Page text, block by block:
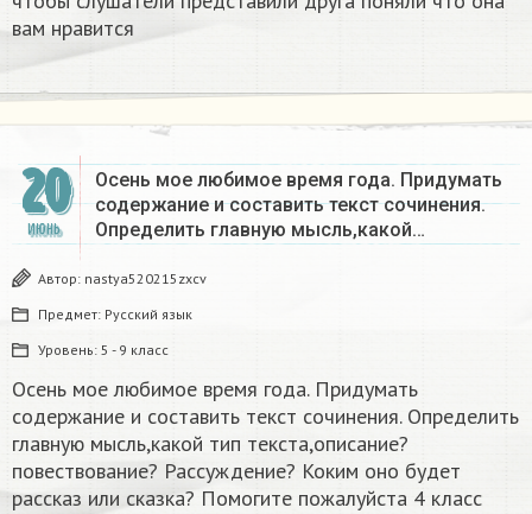
вам нравится
20
ИЮНЬ
Осень мое любимое время года. Придумать
содержание и составить текст сочинения.
Определить главную мысль,какой…
Автор: nastya520215zxcv
Предмет: Русский язык
Уровень: 5 - 9 класс
Осень мое любимое время года. Придумать
содержание и составить текст сочинения. Определить
главную мысль,какой тип текста,описание?
повествование? Рассуждение? Коким оно будет
рассказ или сказка? Помогите пожалуйста 4 класс